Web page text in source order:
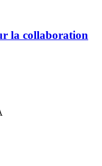
la collaboration